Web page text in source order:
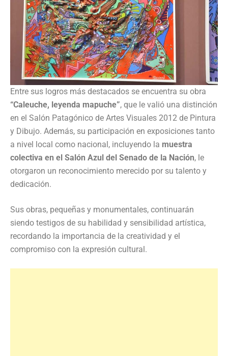
Entre sus logros más destacados se encuentra su obra
“Caleuche, leyenda mapuche”, que le valió una distinción
en el Salón Patagónico de Artes Visuales 2012 de Pintura
y Dibujo. Además, su participación en exposiciones tanto
a nivel local como nacional, incluyendo la muestra
colectiva en el Salón Azul del Senado de la Nación, le
otorgaron un reconocimiento merecido por su talento y
dedicación.
Sus obras, pequeñas y monumentales, continuarán
siendo testigos de su habilidad y sensibilidad artística,
recordando la importancia de la creatividad y el
compromiso con la expresión cultural.